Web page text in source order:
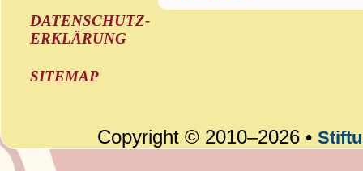
DATENSCHUTZ-
ERKLÄRUNG
SITEMAP
Copyright © 2010–2026 •